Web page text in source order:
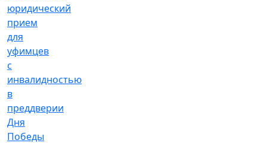
юридический
прием
для
уфимцев
с
инвалидностью
в
преддверии
Дня
Победы